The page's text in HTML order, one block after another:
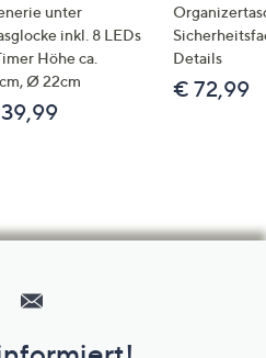
unter
inkl. 8 LEDs
Höhe ca.
Ø 22cm
Details
€ 72,99